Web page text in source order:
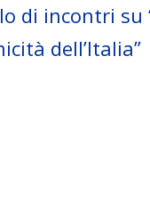
di incontri
dell’Italia”